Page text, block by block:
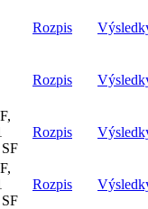
Rozpis
Rozpis
Rozpis
Rozpis